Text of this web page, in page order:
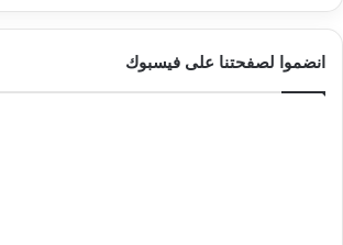
انضموا لصفحتنا على فيسبوك